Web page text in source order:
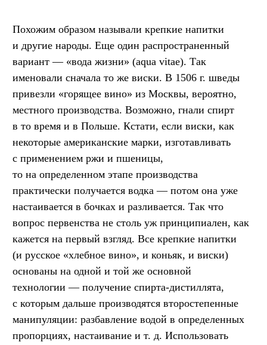
Похожим образом называли крепкие напитки
и другие народы. Еще один распространенный
вариант — «вода жизни» (aqua vitae). Так
именовали сначала то же виски. В 1506 г. шведы
привезли «горящее вино» из Москвы, вероятно,
местного производства. Возможно, гнали спирт
в то время и в Польше. Кстати, если виски, как
некоторые американские марки, изготавливать
с применением ржи и пшеницы,
то на определенном этапе производства
практически получается водка — потом она уже
настаивается в бочках и разливается. Так что
вопрос первенства не столь уж принципиален, как
кажется на первый взгляд. Все крепкие напитки
(и русское «хлебное вино», и коньяк, и виски)
основаны на одной и той же основной
технологии — получение спирта-дистиллята,
с которым дальше производятся второстепенные
манипуляции: разбавление водой в определенных
пропорциях, настаивание и т. д. Использовать